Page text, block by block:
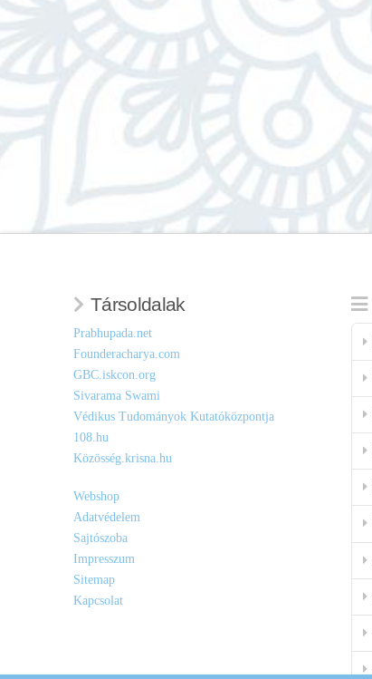
Társoldalak
Prabhupada.net
Founderacharya.com
GBC.iskcon.org
Sivarama Swami
Védikus Tudományok Kutatóközpontja
108.hu
Közösség.krisna.hu
Webshop
Adatvédelem
Sajtószoba
Impresszum
Sitemap
Kapcsolat